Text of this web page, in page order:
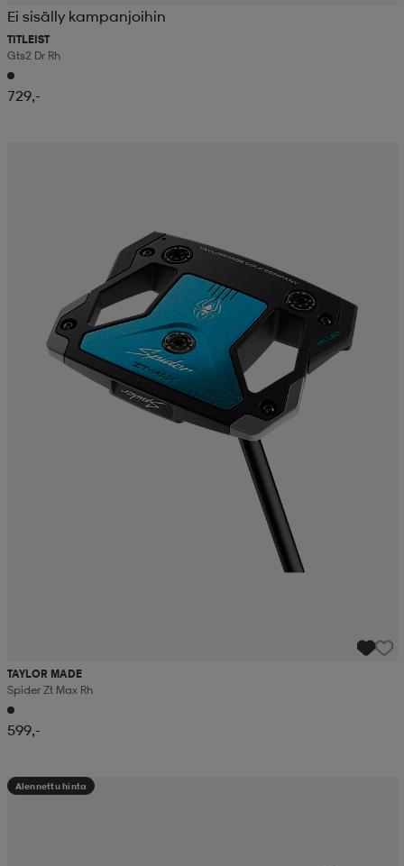
Ei sisälly kampanjoihin
TITLEIST
Gts2 Dr Rh
729,-
TAYLOR MADE
Spider Zt Max Rh
599,-
Alennettu hinta